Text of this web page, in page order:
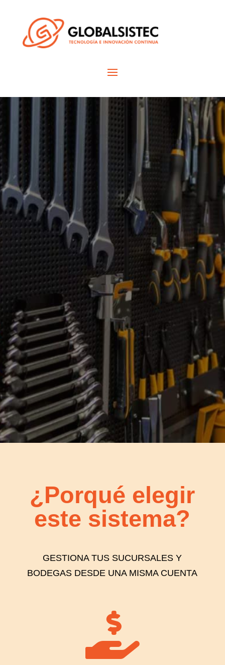
Prueba nuestro
sistema
multisucursal
para
Ferreterías sin
ningún costo.
¡Agenda tu
demostración hoy
mismo!
¿Porqué elegir
este sistema?
GESTIONA TUS SUCURSALES Y
BODEGAS DESDE UNA MISMA CUENTA
